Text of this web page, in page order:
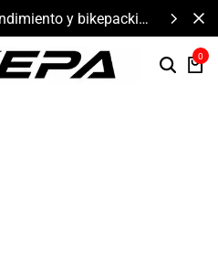
y bikepacking
0